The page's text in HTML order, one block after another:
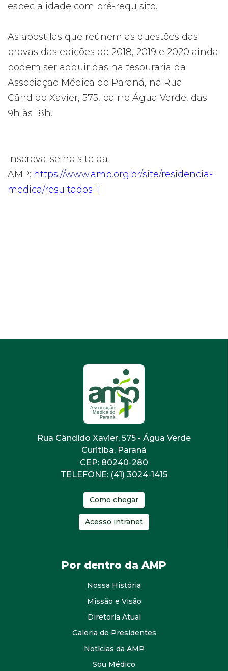
especialidade com pré-requisito.
As apostilas que reúnem as questões das
provas das edições de 2018, 2019 e 2020 ainda
podem ser adquiridas na tesouraria da
Associação Médica do Paraná, na Rua
Cândido Xavier, 575, bairro Água Verde, das
9h às 18h.
Inscreva-se no site da
AMP: https://www.amp.org.br/site/residencia-
medica/resultados-1
Rua Cândido Xavier, 575 - Água Verde
Curitiba, Paraná
CEP: 80240-280
TELEFONE: (41) 3024-1415
Como chegar
Acesso intranet
Por dentro da AMP
Nossa História
Missão e Visão
Diretoria Atual
Galeria de Presidentes
Notícias da AMP
Sou Médico